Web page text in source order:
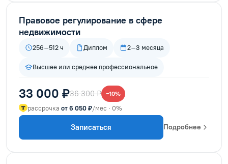
Правовое регулирование в сфере
недвижимости
256–512 ч Диплом 2–3 месяца
Высшее или среднее профессиональное
33 000 ₽36 300 ₽ −10%
рассрочка от 6 050 ₽/мес · 0%
Записаться Подробнее